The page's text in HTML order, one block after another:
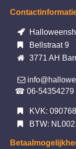
Bellstraat 9
3771 AH
☎ 06-54354279
KVK:
BTW: